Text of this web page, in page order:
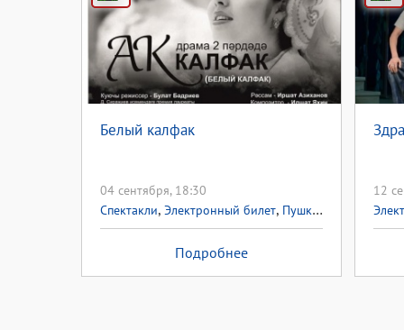
Белый калфак
04 сентября, 18:30
Спектакли, Электронный билет, Пушкинская карта ,
Подробнее
12